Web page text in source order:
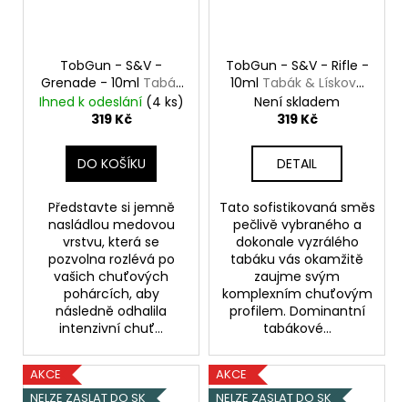
TobGun - S&V -
Grenade - 10ml Tabák
& Med
Ihned k odeslání (4 ks)
319 Kč
DO KOŠÍKU
Představte si jemně
nasládlou medovou
vrstvu, která se
pozvolna rozlévá po
vašich chuťových
pohárcích, aby
následně odhalila
intenzivní chuť...
TobGun - S&V - Rifle -
10ml Tabák & Lískový
oříšek
Není skladem
319 Kč
DETAIL
Tato sofistikovaná směs
pečlivě vybraného a
dokonale vyzrálého
tabáku vás okamžitě
zaujme svým
komplexním chuťovým
profilem. Dominantní
tabákové...
AKCE
NELZE ZASLAT DO SK
AKCE
NELZE ZASLAT DO SK